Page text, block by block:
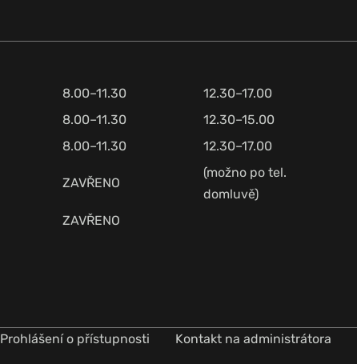
8.00–11.30
12.30–17.00
8.00–11.30
12.30–15.00
8.00–11.30 12.30–17.00
ZAVŘENO
(možno po tel.
domluvě)
ZAVŘENO
Prohlášení o přístupnosti Kontakt na administrátora